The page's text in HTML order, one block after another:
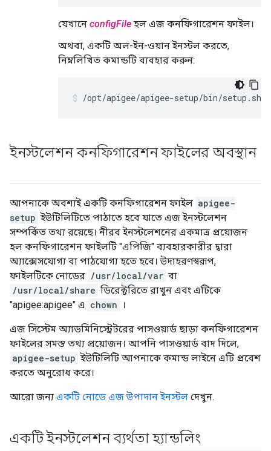
যেখানে configFile হল এজ কনফিগারেশন ফাইল।
অথবা, একটি অল-ইন-ওয়ান ইনস্টল করতে,
নিম্নলিখিত কমান্ডটি ব্যবহার করুন:
/opt/apigee/apigee-setup/bin/
ইনস্টলেশন কনফিগারেশন ফাইলের অবস্থান
আপনাকে অবশ্যই একটি কনফিগারেশন ফাইল apigee-
setup ইউটিলিটিতে পাঠাতে হবে যাতে এজ ইনস্টলেশন
সম্পর্কিত তথ্য রয়েছে। নীরব ইনস্টলেশনের একমাত্র প্রয়োজন
হল কনফিগারেশন ফাইলটি "এপিজি" ব্যবহারকারীর দ্বারা
অ্যাক্সেসযোগ্য বা পাঠযোগ্য হতে হবে। উদাহরণস্বরূপ,
ফাইলটিকে নোডের /usr/local/var বা
/usr/local/share ডিরেক্টরিতে রাখুন এবং এটিকে
"apigee:apigee" এ chown ।
এজ সিস্টেম অ্যাডমিনিস্ট্রেটরের পাসওয়ার্ড ছাড়া কনফিগারেশন
ফাইলের সমস্ত তথ্য প্রয়োজন। আপনি পাসওয়ার্ড বাদ দিলে,
apigee-setup ইউটিলিটি আপনাকে কমান্ড লাইনে এটি প্রবেশ
করতে অনুরোধ করে।
আরো জন্য একটি নোডে এজ উপাদান ইনস্টল দেখুন.
একটি ইনস্টলেশন ব্যর্থতা হ্যান্ডলিং